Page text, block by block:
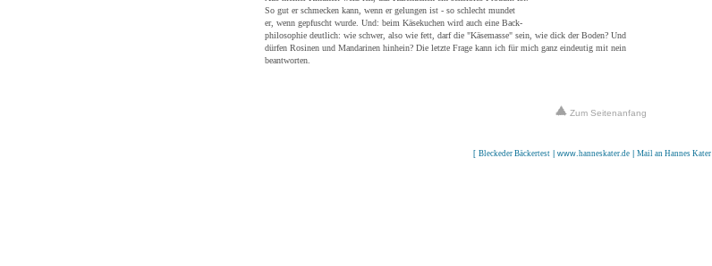
So gut er schmecken kann, wenn er gelungen ist - so schlecht mundet
er, wenn gepfuscht wurde. Und: beim Käsekuchen wird auch eine Back-
philosophie deutlich: wie schwer, also wie fett, darf die "Käsemasse" sein, wie dick der Boden? Und
dürfen Rosinen und Mandarinen hinhein? Die letzte Frage kann ich für mich ganz eindeutig mit nein
beantworten.
Zum Seitenanfang
[ Bleckeder Bäckertest | www.hanneskater.de Mail an Hannes Kater